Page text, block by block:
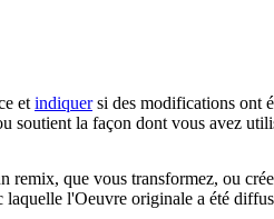
et indiquersi des modifications ont
soutient la façon dont vous avez
remix, que vous transformez, ou
laquelle l'Oeuvre originale a été